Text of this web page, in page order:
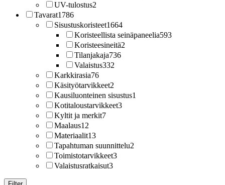
UV-tulostus2
Tavarat1786
Sisustuskoristeet1664
Koristeellista seinäpaneelia593
Koristeesineitä2
Tilanjakaja736
Valaistus332
Karkkirasia76
Käsityötarvikkeet2
Kausiluonteinen sisustus1
Kotitaloustarvikkeet3
Kyltit ja merkit7
Maalaus12
Materiaalit13
Tapahtuman suunnittelu2
Toimistotarvikkeet3
Valaistusratkaisut3